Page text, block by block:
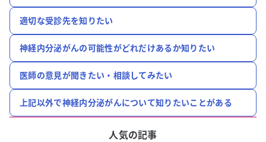
適切な受診先を知りたい
神経内分泌がんの可能性がどれだけあるか知りたい
医師の意見が聞きたい・相談してみたい
上記以外で神経内分泌がんについて知りたいことがある
人気の記事